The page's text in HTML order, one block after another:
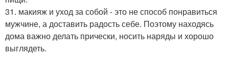
31. макияж и уход за собой - это не способ понравиться
мужчине, а доставить радость себе. Поэтому находясь
дома важно делать прически, носить наряды и хорошо
выглядеть.